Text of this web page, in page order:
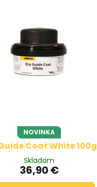
NOVINKA
Coat White 100g
Skladom
36,90 €